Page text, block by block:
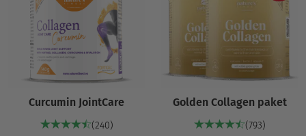
Curcumin JointCare
(240)
Golden Collagen paket
(793)